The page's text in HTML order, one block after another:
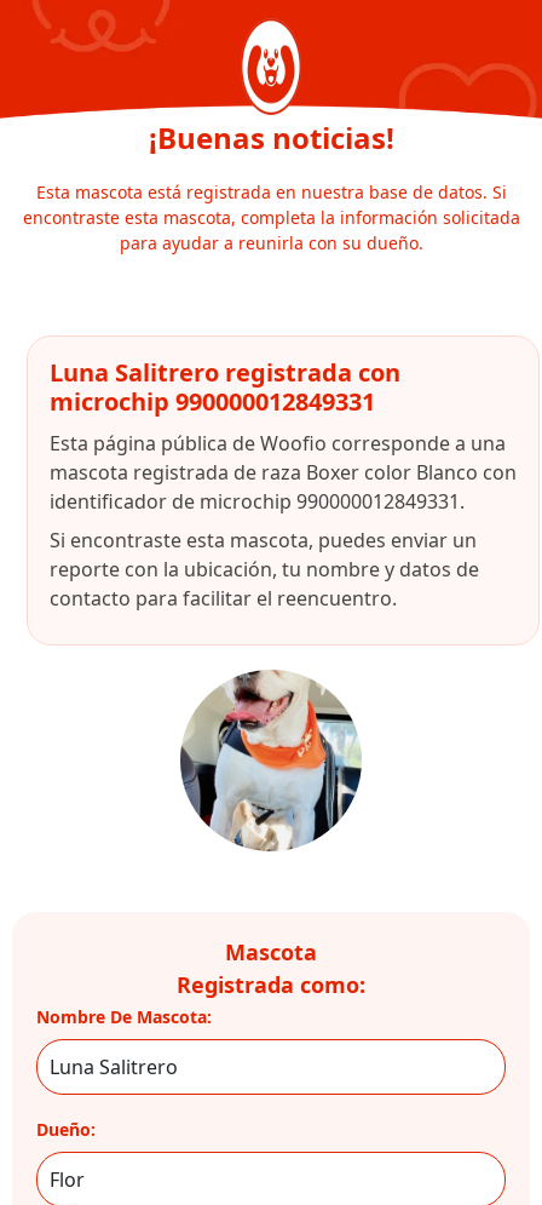
¡Buenas noticias!
Esta mascota está registrada en nuestra base de datos. Si
encontraste esta mascota, completa la información solicitada
para ayudar a reunirla con su dueño.
Luna Salitrero registrada con
microchip 990000012849331
Esta página pública de Woofio corresponde a una
mascota registrada de raza Boxer color Blanco con
identificador de microchip 990000012849331.
Si encontraste esta mascota, puedes enviar un
reporte con la ubicación, tu nombre y datos de
contacto para facilitar el reencuentro.
Mascota
Registrada como:
Nombre De Mascota:
Dueño: